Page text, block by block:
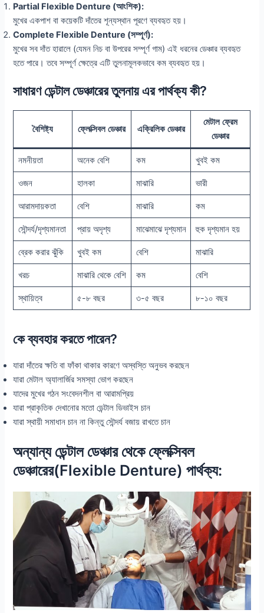
Partial Flexible Denture (আংশিক):
মুখের একপাশ বা কয়েকটি দাঁতের শূন্যস্থান পূরণে ব্যবহৃত হয়।
Complete Flexible Denture (সম্পূর্ণ):
মুখের সব দাঁত হারালে (যেমন নিচ বা উপরের সম্পূর্ণ গাম) এই ধরনের ডেঞ্চার ব্যবহৃত
হতে পারে। তবে সম্পূর্ণ ক্ষেত্রে এটি তুলনামূলকভাবে কম ব্যবহৃত হয়।
সাধারণ ডেন্টাল ডেঞ্চারের তুলনায় এর পার্থক্য কী?
বৈশিষ্ট্য ফ্লেক্সিবল ডেঞ্চার এক্রিলিক ডেঞ্চার
মেটাল ফ্রেম
ডেঞ্চার
নমনীয়তা অনেক বেশি কম খুবই কম
ওজন হালকা মাঝারি ভারী
আরামদায়কতা বেশি মাঝারি কম
সৌন্দর্য/দৃশ্যমানতা প্রায় অদৃশ্য মাঝেমাঝে দৃশ্যমান হুক দৃশ্যমান হয়
ব্রেক করার ঝুঁকি খুবই কম বেশি মাঝারি
খরচ মাঝারি থেকে বেশি কম বেশি
স্থায়িত্ব ৫-৮ বছর ৩-৫ বছর ৮-১০ বছর
কে ব্যবহার করতে পারেন?
যারা দাঁতের ক্ষতি বা ফাঁকা থাকার কারণে অস্বস্তি অনুভব করছেন
যারা মেটাল অ্যালার্জির সমস্যা ভোগ করছেন
যাদের মুখের গঠন সংবেদনশীল বা আরামপ্রিয়
যারা প্রাকৃতিক দেখানোর মতো ডেন্টাল ডিভাইস চান
যারা স্থায়ী সমাধান চান না কিন্তু সৌন্দর্য বজায় রাখতে চান
অন্যান্য ডেন্টাল ডেঞ্চার থেকে ফ্লেক্সিবল
ডেঞ্চারের(Flexible Denture) পার্থক্য: